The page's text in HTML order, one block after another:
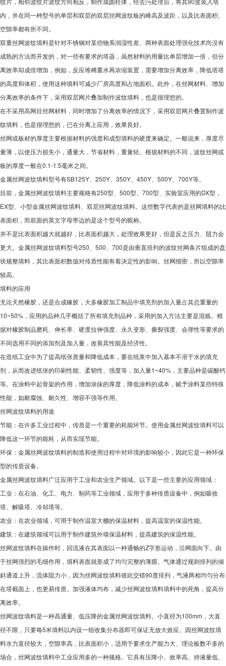
内，并在同一种型号的单层和双层的双层丝网波纹板的峰高及波距，以及比表面积、
空隙率都有所不同。
双重丝网波纹填料是针对不锈钢对某些物系润湿性差、两种表面处理强化技术尚没有
成熟的方法而开发的，对一些有要求的塔器，虽然材料的用量比单层增加一倍，但分
离效率却成倍增加，例如，反应堆稀重水再浓缩装置，需要增加分离效率，降低塔塔
的高度和体积，使用这种填料可减少厂房高度和占地面积。此外，在丝网材料、增加
分离效率的条件下，采用双层网片叠加制作波纹填料，也是很理想的。
在不采用高网目丝网材料，同时增加了分离效率的情况下，采用双层网片叠置制作波
纹填料，也是很理想的，已在分离上应用，效果良好。
丝网或板材的厚度主要根据材料的强度和成型填料的硬度来确定。一般说来，厚度尽
量薄，以使压力损失小，通量大，节省材料，重量轻。根据材料的不同，波纹丝网或
板的厚度一般在0.1-1.5毫米之间。
金属丝网波纹填料型号有SB125Y、250Y、350Y、450Y、500Y、700Y等。
目前，金属丝网波纹填料主要规格有250型、500型、700型、实验室应用的DX型，
EX型、小型金属丝网波纹填料、双层丝网波纹填料。这些数字代表的是丝网填料的比
表面积，而前面的英文字母带边的是这个型号的昵称。
并不是比表面积越大就越好，比表面积越大，处理效果更好，但是反之压力、阻力会
更大。金属丝网波纹填料型号250、500、700是由垂直排列的波纹丝网条片组成的盘
状规整填料，其比表面积数值对传质性能有着决定性的影响。丝网细密，所以空隙率
较高。
填料的应用
无论天然橡胶，还是合成橡胶，大多橡胶加工制品中填充剂的加入量占其总重量的
10~50%，应用的品种几乎概括了所有填充剂品种，采用的加入方法主要是混炼。根
据对橡胶制品磨耗、伸长率、硬度拉伸强度、永久变形、撕裂强度、会弹性等要求的
不同选用不同的添加剂及加入量，改善其性能及经济性。
在造纸工业中为了提高纸张质量和降低成本，要在纸浆中加入基本不溶于水的填充
剂，从而改进纸张的印刷性能、柔韧性、强度等，加入量1~40%，主要品种是碳酸钙
等。在涂料中起骨架的作用，增加涂抹的厚度，降低涂料的成本，赋予涂料某些特殊
性能，如耐腐蚀、耐久性、增容不强等作用。
丝网波纹填料的用途
节能：在许多工业过程中，传质是一个重要的耗能环节。使用金属丝网波纹填料可以
降低这一环节的能耗，从而实现节能。
环保：金属丝网波纹填料的制造和使用过程中对环境的影响较小，因此它是一种环保
型的传质设备。
金属丝网波纹填料广泛应用于工业和农业生产领域。以下是一些主要的应用领域：
工业：在石油、化工、电力、制药等工业领域，应用于多种传质设备中，例如吸收
塔、解吸塔、冷却塔等。
农业：在农业领域，可用于制作温室大棚的保温材料，提高温室的保温性能。
建筑：在建筑领域可以用于制作建筑外墙保温材料，提高建筑的保温性能。
丝网波纹填料在操作时，回流液在其表面以一种通畅的Z字形运动，沿网面向下。由
于丝网强烈的毛细作用，填料表面就形成了均匀完整的薄膜。气体通过规则排列的倾
斜通道上升，流体阻力小，因为丝网波纹填料彼此交错90度排列，气液两相均匀分布
在塔截面上，也更易传质。加强液体均布，减少丝网波纹填料填料中的死角，提高分
离效率。
丝网波纹填料是一种高通量、低压降的金属丝网波纹填料。小直径为100mm，大直
径不限，只要每5米填料以内设一组收集分布器即可保证无放大效应。因丝网波纹填
料水力直径较大，空隙率高，比表面积小，适用于要求生产能力大、理论板数不多的
场合，丝网波纹填料中工业应用多的一种规格。它具有压降小、效率高、持液量低、